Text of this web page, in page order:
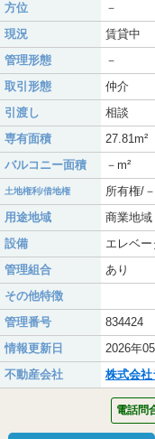
方位
－
現況
賃貸中
管理形態
－
取引形態
仲介
引渡し
相談
専有面積
27.81m²
バルコニー面積
－m²
土地権利/借地権
所有権/
用途地域
商業地域
設備
エレベ
管理組合
あり
その他特徴
管理番号
834424
情報更新日
2026年
不動産会社
株式会社
電話問